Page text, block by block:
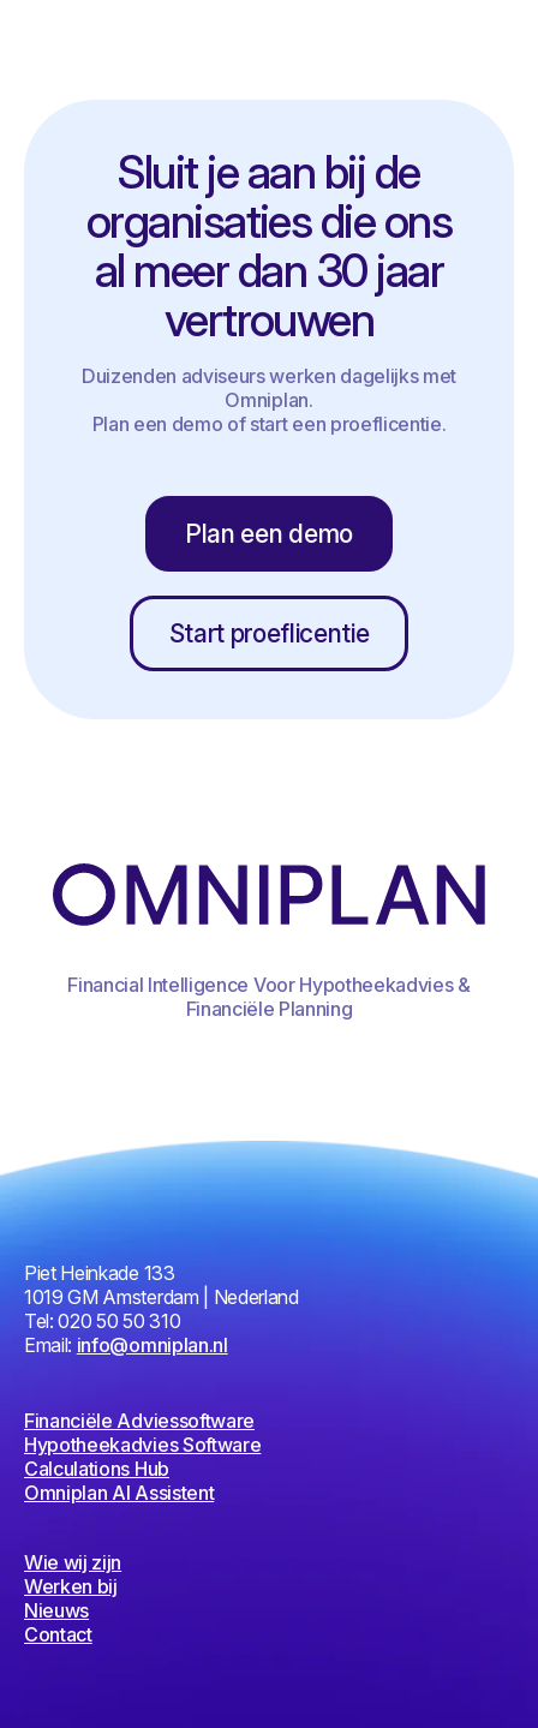
Sluit je aan bij de
organisaties die ons
al meer dan 30 jaar
vertrouwen
Duizenden adviseurs werken dagelijks met
Omniplan.
Plan een demo of start een proeflicentie.
Plan een demo
Start proeflicentie
Financial Intelligence Voor Hypotheekadvies &
Financiële Planning
Piet Heinkade 133
1019 GM Amsterdam | Nederland
Tel: 020 50 50 310
Email: info@omniplan.nl
Financiële Adviessoftware
Hypotheekadvies Software
Calculations Hub
Omniplan AI Assistent
Wie wij zijn
Werken bij
Nieuws
Contact